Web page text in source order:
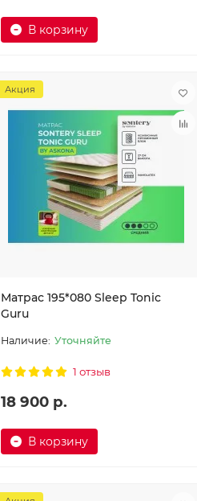
В корзину
Акция
Матрас 195*080 Sleep Tonic
Guru
Уточняйте
1 отзыв
18 900 р.
В корзину